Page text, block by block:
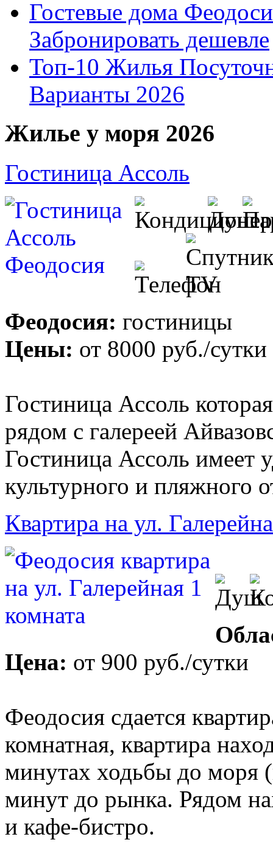
Гостевые дома
Забронировать дешевле
Топ-10 Жилья
Варианты 2026
Жилье у моря 2026
Гостиница Ассоль
Феодосия: гостиницы
Цены: от 8000 руб./сутки
Гостиница Ассоль
рядом с галереей
Гостиница Ассоль имеет
культурного и пляжного
Квартира на ул.
Цена: от 900 руб./сутки
Феодосия сдается
комнатная, квартира
минутах ходьбы до моря
минут до рынка. Рядом
и кафе-бистро.